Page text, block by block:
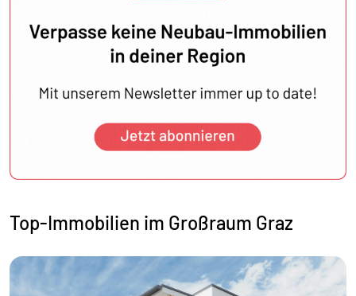
Top-Immobilien im Großraum Graz